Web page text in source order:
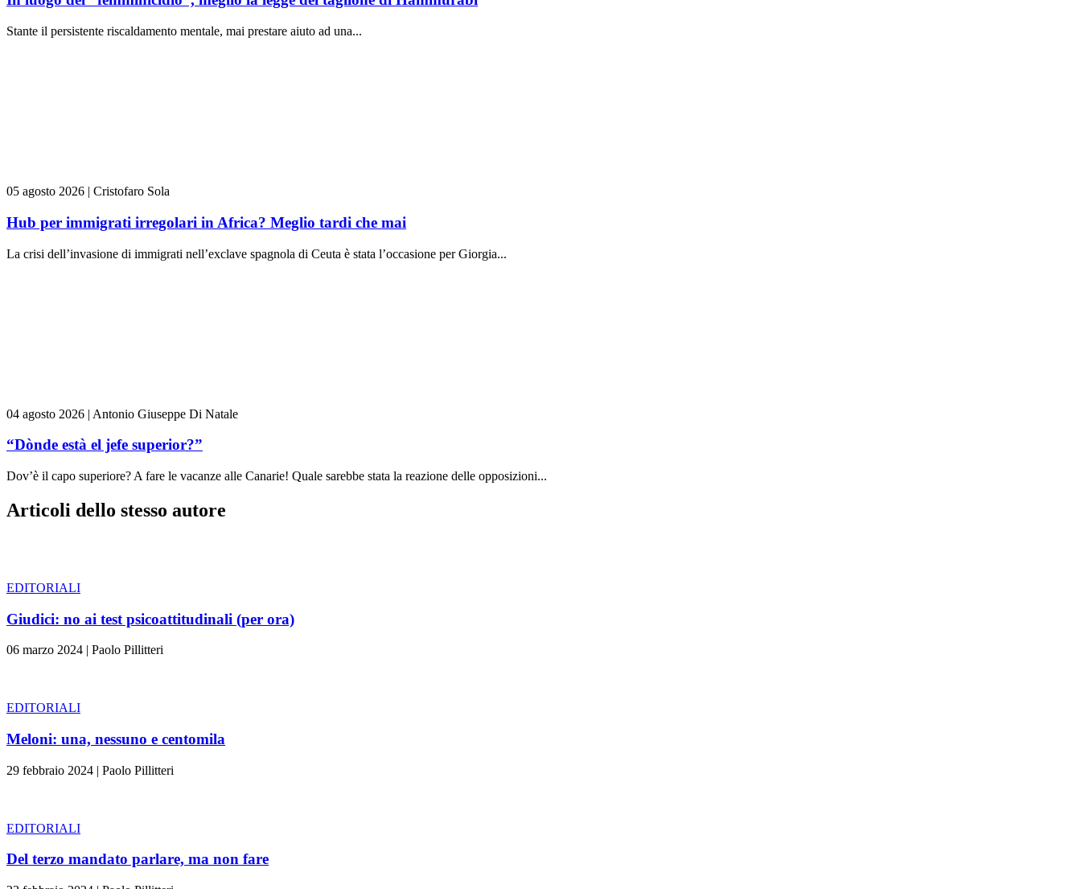
Stante il persistente riscaldamento mentale, mai prestare aiuto ad una...
05 agosto 2026 | Cristofaro Sola
Hub per immigrati irregolari in Africa? Meglio tardi che mai
La crisi dell’invasione di immigrati nell’exclave spagnola di Ceuta è stata l’occasione per Giorgia...
04 agosto 2026 | Antonio Giuseppe Di Natale
“Dònde està el jefe superior?”
Dov’è il capo superiore? A fare le vacanze alle Canarie! Quale sarebbe stata la reazione delle opposizioni...
Articoli dello stesso autore
EDITORIALI
Giudici: no ai test psicoattitudinali (per ora)
06 marzo 2024 | Paolo Pillitteri
EDITORIALI
Meloni: una, nessuno e centomila
29 febbraio 2024 | Paolo Pillitteri
EDITORIALI
Del terzo mandato parlare, ma non fare